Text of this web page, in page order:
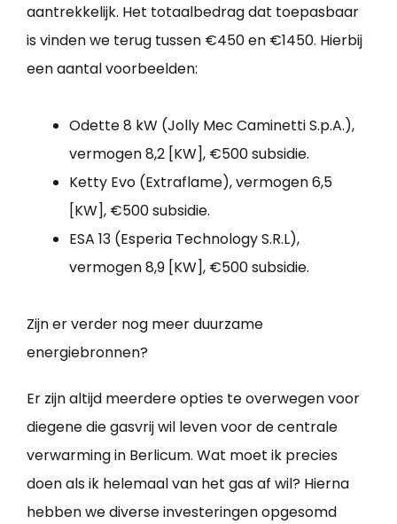
aantrekkelijk. Het totaalbedrag dat toepasbaar
is vinden we terug tussen €450 en €1450. Hierbij
een aantal voorbeelden:
Odette 8 kW (Jolly Mec Caminetti S.p.A.),
vermogen 8,2 [KW], €500 subsidie.
Ketty Evo (Extraflame), vermogen 6,5
[KW], €500 subsidie.
ESA 13 (Esperia Technology S.R.L),
vermogen 8,9 [KW], €500 subsidie.
Zijn er verder nog meer duurzame
energiebronnen?
Er zijn altijd meerdere opties te overwegen voor
diegene die gasvrij wil leven voor de centrale
verwarming in Berlicum. Wat moet ik precies
doen als ik helemaal van het gas af wil? Hierna
hebben we diverse investeringen opgesomd